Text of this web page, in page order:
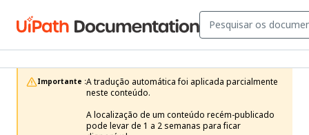
Importante :A tradução automática foi aplicada parcialmente
neste conteúdo.
A localização de um conteúdo recém-publicado
pode levar de 1 a 2 semanas para ficar